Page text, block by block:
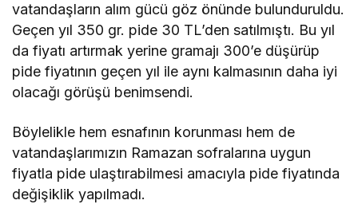
vatandaşların alım gücü göz önünde bulunduruldu.
Geçen yıl 350 gr. pide 30 TL’den satılmıştı. Bu yıl
da fiyatı artırmak yerine gramajı 300’e düşürüp
pide fiyatının geçen yıl ile aynı kalmasının daha iyi
olacağı görüşü benimsendi.
Böylelikle hem esnafının korunması hem de
vatandaşlarımızın Ramazan sofralarına uygun
fiyatla pide ulaştırabilmesi amacıyla pide fiyatında
değişiklik yapılmadı.